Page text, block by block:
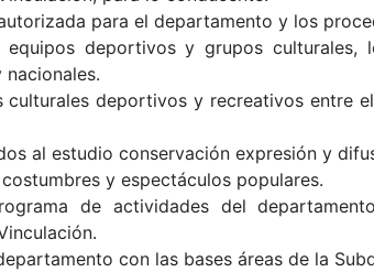
para el departamento y los
deportivos y grupos culturales,
culturales deportivos y recreativos entre
al estudio conservación expresión y
y espectáculos populares.
de actividades del
con las bases áreas de la